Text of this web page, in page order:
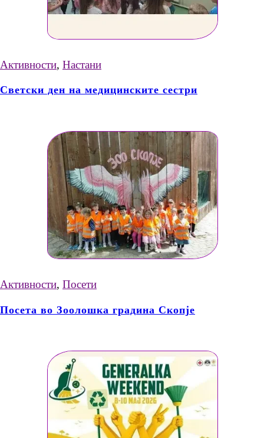
Активности, Настани
Светски ден на медицинските сестри
Активности, Посети
Посета во Зоолошка градина Скопје